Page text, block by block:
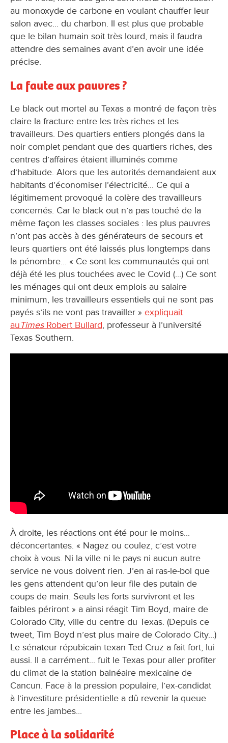
au monoxyde de carbone en voulant chauffer leur
salon avec... du charbon. Il est plus que probable
que le bilan humain soit très lourd, mais il faudra
attendre des semaines avant d’en avoir une idée
précise.
La faute aux pauvres ?
Le black out mortel au Texas a montré de façon très
claire la fracture entre les très riches et les
travailleurs. Des quartiers entiers plongés dans la
noir complet pendant que des quartiers riches, des
centres d’affaires étaient illuminés comme
d’habitude. Alors que les autorités demandaient aux
habitants d’économiser l’électricité... Ce qui a
légitimement provoqué la colère des travailleurs
concernés. Car le black out n’a pas touché de la
même façon les classes sociales : les plus pauvres
n’ont pas accès à des générateurs de secours et
leurs quartiers ont été laissés plus longtemps dans
la pénombre... « Ce sont les communautés qui ont
déjà été les plus touchées avec le Covid (...) Ce sont
les ménages qui ont deux emplois au salaire
minimum, les travailleurs essentiels qui ne sont pas
payés s’ils ne vont pas travailler » expliquait
auTimesRobert Bullard, professeur à l’université
Texas Southern.
À droite, les réactions ont été pour le moins...
déconcertantes. « Nagez ou coulez, c’est votre
choix à vous. Ni la ville ni le pays ni aucun autre
service ne vous doivent rien. J’en ai ras-le-bol que
les gens attendent qu’on leur file des putain de
coups de main. Seuls les forts survivront et les
faibles périront » a ainsi réagit Tim Boyd, maire de
Colorado City, ville du centre du Texas. (Depuis ce
tweet, Tim Boyd n’est plus maire de Colorado City...)
Le sénateur répubicain texan Ted Cruz a fait fort, lui
aussi. Il a carrément... fuit le Texas pour aller profiter
du climat de la station balnéaire mexicaine de
Cancun. Face à la pression populaire, l’ex-candidat
à l’investiture présidentielle a dû revenir la queue
entre les jambes...
Place à la solidarité